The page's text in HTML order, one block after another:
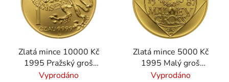
Zlatá mince 10000 Kč
1995 Pražský groš
standard
Vyprodáno
Zlatá mince 5000 Kč
1995 Malý groš
standard
Vyprodáno